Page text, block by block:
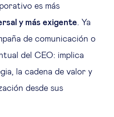
es más
y más exigente . Ya
de comunicación o
del CEO: implica
la cadena de valor y
desde sus